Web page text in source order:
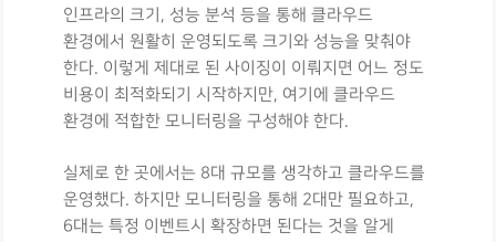
인프라의 크기, 성능 분석 등을 통해 클라우드
환경에서 원활히 운영되도록 크기와 성능을 맞춰야
한다. 이렇게 제대로 된 사이징이 이뤄지면 어느 정도
비용이 최적화되기 시작하지만, 여기에 클라우드
환경에 적합한 모니터링을 구성해야 한다.
실제로 한 곳에서는 8대 규모를 생각하고 클라우드를
운영했다. 하지만 모니터링을 통해 2대만 필요하고,
6대는 특정 이벤트시 확장하면 된다는 것을 알게